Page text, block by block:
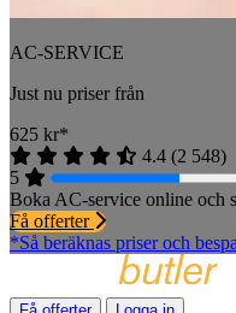
AC-SERVICE
Just nu priser från
625 kr*
4.4 (2 548)
5
Boka AC-service online och
Få offerter
*Så beräknas priser och